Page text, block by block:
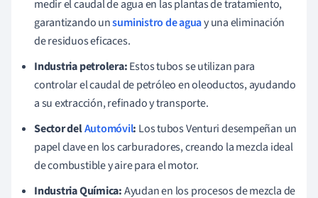
medir el caudal de agua en las plantas de tratamiento,
garantizando unsuministro de aguay una eliminación
de residuos eficaces.
Industria petrolera:Estos tubos se utilizan para
controlar el caudal de petróleo en oleoductos, ayudando
a su extracción, refinado y transporte.
Sector delAutomóvil: Los tubos Venturi desempeñan un
papel clave en los carburadores, creando la mezcla ideal
de combustible y aire para el motor.
Industria Química:Ayudan en los procesos de mezcla de